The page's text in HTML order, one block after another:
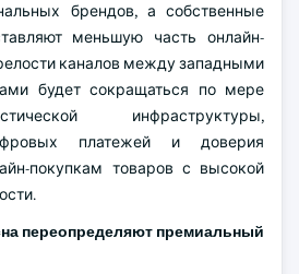
брендов, а собственные
меньшую часть онлайн-
каналов между западными
будет сокращаться по мере
инфраструктуры,
платежей и доверия
покупкам товаров с высокой
переопределяют премиальный